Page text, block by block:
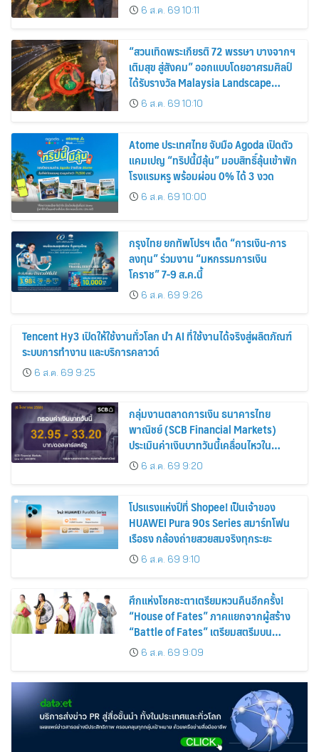
6 ส.ค. 69 10:11
“สวนเทิดพระเกียรติ 72 พรรษา บางจากฯ
เติมสุข สู่สังคม” ออกแบบโดยอาศรมศิลป์
ได้รับรางวัล Malaysia Landscape
Architecture Award 2026
6 ส.ค. 69 10:10
Atome ประเทศไทย จับมือ Agoda เปิดตัว
แคมเปญ “ทริปนี้มีลุ้น” มอบสิทธิ์ลุ้นเข้าพัก
โรงแรมหรู พร้อมผ่อน 0% ได้ 3 งวด
6 ส.ค. 69 10:00
กรุงไทย ยกทัพโปรฯ เด็ด “การเงิน-การ
ลงทุน” ร่วมงาน “มหกรรมการเงิน
โคราช” 7-9 ส.ค.นี้
6 ส.ค. 69 9:26
Tencent Hy3 เปิดให้ใช้งานทั่วโลก นำ AI ที่ใช้งานได้จริงสู่ผลิตภัณฑ์
ระบบการทำงาน และบริการคลาวด์
6 ส.ค. 69 9:25
กลุ่มงานตลาดการเงิน ธนาคารไทย
พาณิชย์ (SCB Financial Markets)
ประเมินค่าเงินบาทวันนี้เคลื่อนไหวใน
กรอบ 32.95-33.20 บาท/ดอลลาร์
6 ส.ค. 69 9:20
โปรแรงแห่งปีที่ Shopee! เป็นเจ้าของ
HUAWEI Pura 90s Series สมาร์ทโฟน
เรือธง กล้องถ่ายสวยสมจริงทุกระยะ
6 ส.ค. 69 9:10
ศึกแห่งโชคชะตาเตรียมหวนคืนอีกครั้ง!
“House of Fates” ภาคแยกจากผู้สร้าง
“Battle of Fates” เตรียมสตรีมบน
Disney+ ที่นี่ที่เดียว
6 ส.ค. 69 9:09